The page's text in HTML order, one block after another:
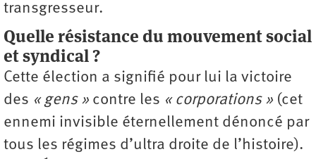
transgresseur.
Quelle résistance du mouvement social
et syndical ?
Cette élection a signifié pour lui la victoire
des « gens » contre les « corporations » (cet
ennemi invisible éternellement dénoncé par
tous les régimes d’ultra droite de l’histoire).